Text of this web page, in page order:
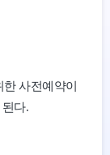
사전예약이
다.